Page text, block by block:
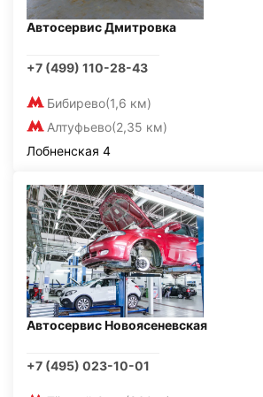
Автосервис Дмитровка
+7 (499) 110-28-43
Бибирево(1,6 км)
Алтуфьево(2,35 км)
Лобненская 4
Автосервис Новоясеневская
+7 (495) 023-10-01